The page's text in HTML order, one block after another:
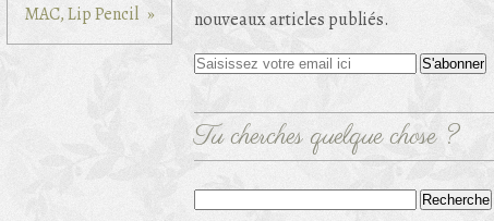
MAC, Lip Pencil
nouveaux articles publiés.
Tu cherches quelque chose ?